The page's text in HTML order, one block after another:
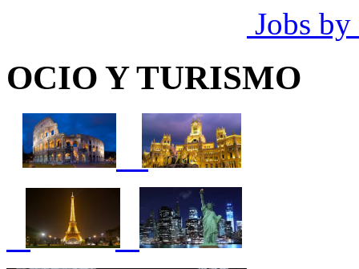
Jobs by
OCIO Y TURISMO